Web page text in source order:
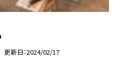
更新日 2024/02/17